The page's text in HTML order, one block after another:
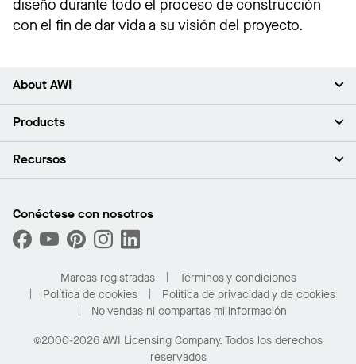
diseño durante todo el proceso de construcción
con el fin de dar vida a su visión del proyecto.
About AWI
Acerca de nosotros
Sala de prensa
Sustentabilidad
¿Cuáles son mis opciones de compra?
Products
Plafones
Capacidades personalizadas
Desempeño
Recursos
Buscar un distribuidor
Solicitar muestras
Compre en línea con Kanopi
Para el hogar
Conéctese con nosotros
Marcas registradas
Términos y condiciones
Política de cookies
Política de privacidad y de cookies
No vendas ni compartas mi información
©2000-2026 AWI Licensing Company. Todos los derechos
reservados